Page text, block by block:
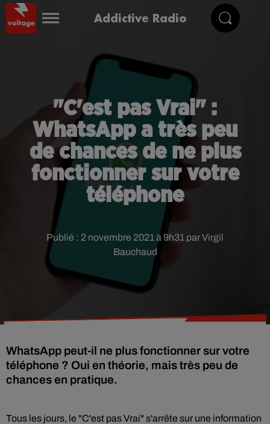
Addictive Radio
"C'est pas Vrai" :
WhatsApp a très peu
de chances de ne plus
fonctionner sur votre
téléphone
Publié : 2 novembre 2021 à 9h31 par Virgil
Bauchaud
WhatsApp peut-il ne plus fonctionner sur votre
téléphone ? Oui en théorie, mais très peu de
chances en pratique.
Tous les jours, le "C'est pas Vrai" s'arrête sur une information